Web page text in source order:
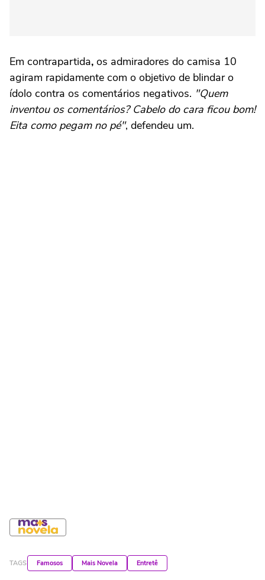
Em contrapartida, os admiradores do camisa 10
agiram rapidamente com o objetivo de blindar o
ídolo contra os comentários negativos. "Quem
inventou os comentários? Cabelo do cara ficou bom!
Eita como pegam no pé", defendeu um.
TAGS Famosos Mais Novela Entretê